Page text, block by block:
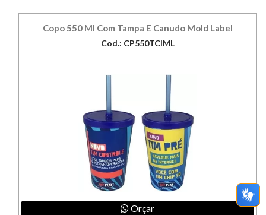
Copo 550 Ml Com Tampa E Canudo Mold Label
Cod.: CP550TCIML
Orçar